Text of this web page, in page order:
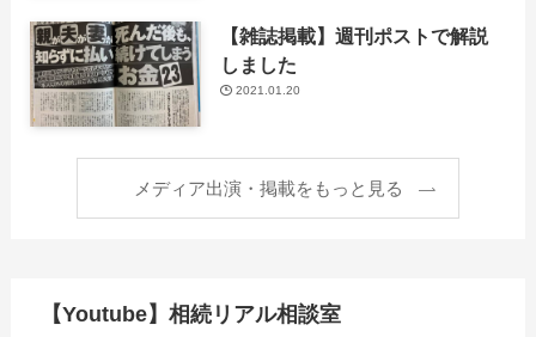
【雑誌掲載】週刊ポストで解説
しました
2021.01.20
メディア出演・掲載をもっと見る
【Youtube】相続リアル相談室